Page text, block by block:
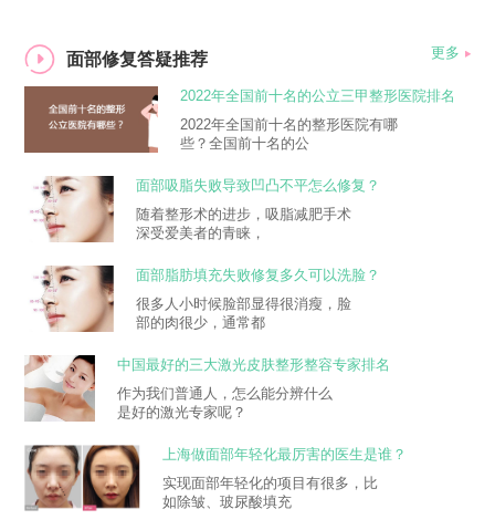
面部修复答疑推荐 更多
2022年全国前十名的公立三甲整形医院排名
大全
2022年全国前十名的整形医院有哪
些？全国前十名的公
面部吸脂失败导致凹凸不平怎么修复？
随着整形术的进步，吸脂减肥手术
深受爱美者的青睐，
面部脂肪填充失败修复多久可以洗脸？
很多人小时候脸部显得很消瘦，脸
部的肉很少，通常都
中国最好的三大激光皮肤整形整容专家排名
作为我们普通人，怎么能分辨什么
是好的激光专家呢？
上海做面部年轻化最厉害的医生是谁？
实现面部年轻化的项目有很多，比
如除皱、玻尿酸填充